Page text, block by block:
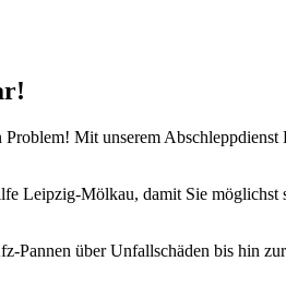
Mit unserem
Leipzig-Mölkau, damit Sie
über Unfallschäden bis hin